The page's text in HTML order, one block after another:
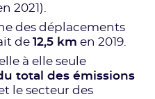
2021).
des déplacements
de 12,5 km en 2019.
à elle seule
total des émissions
le secteur des